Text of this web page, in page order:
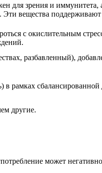
для зрения и иммунитета,
вещества поддерживают
с окислительным
разбавленный),
в рамках сбалансированной
другие.
может негативно